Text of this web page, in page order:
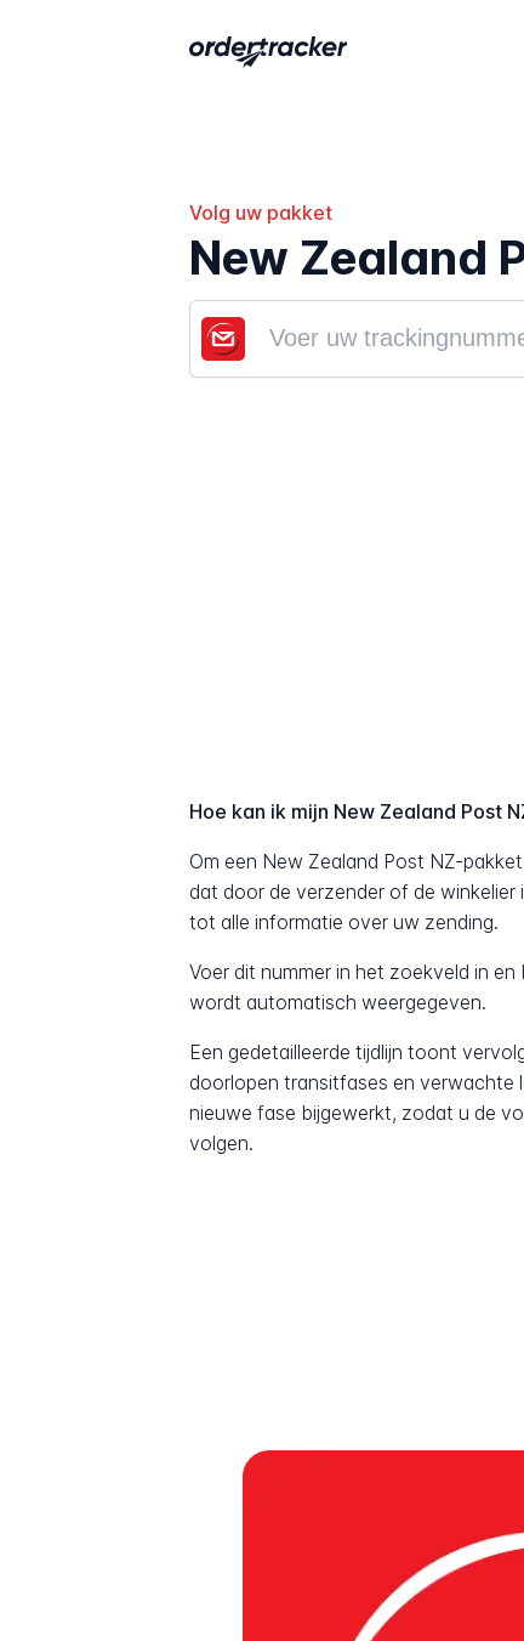
Volg uw pakket
New Zealand
Hoe kan ik mijn New Zealand Post
Om een New Zealand Post NZ-
dat door de verzender of de
tot alle informatie over uw zending.
Voer dit nummer in het zoekveld in
wordt automatisch weergegeven.
Een gedetailleerde tijdlijn toont
doorlopen transitfases en verwachte
nieuwe fase bijgewerkt, zodat u de
volgen.